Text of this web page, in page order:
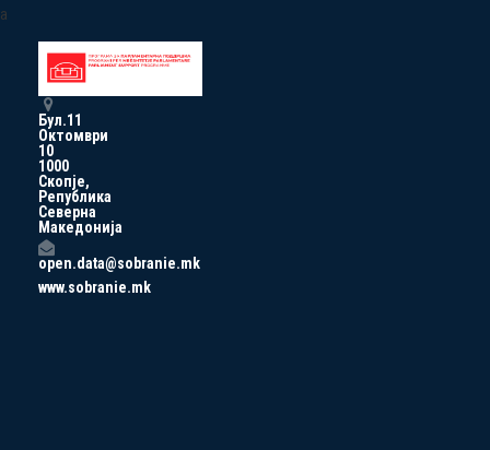
a
Бул.11
Октомври
10
1000
Скопје,
Република
Северна
Македонија
open.data@sobranie.mk
www.sobranie.mk